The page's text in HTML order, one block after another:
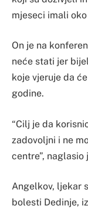
mjeseci imali oko
On je na
neće stati jer
koje vjeruje da
godine.
“Cilj je da
zadovoljni i ne
centre”, naglasio
Angelkov, ljekar
bolesti Dedinje,